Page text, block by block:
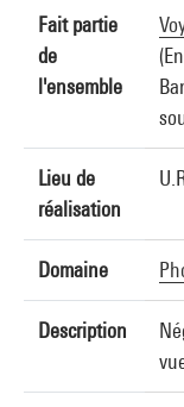
Fait partie
de
l'ensemble
Lieu de
réalisation
Domaine
Description